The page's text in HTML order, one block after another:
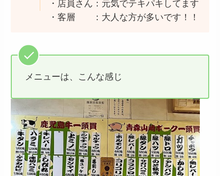
・店員さん：元気でテキパキしてます
・客層 ：大人な方が多いです！！
メニューは、こんな感じ